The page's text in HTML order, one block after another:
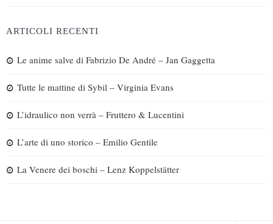
ARTICOLI RECENTI
Le anime salve di Fabrizio De André – Jan Gaggetta
Tutte le mattine di Sybil – Virginia Evans
L’idraulico non verrà – Fruttero & Lucentini
L’arte di uno storico – Emilio Gentile
La Venere dei boschi – Lenz Koppelstätter